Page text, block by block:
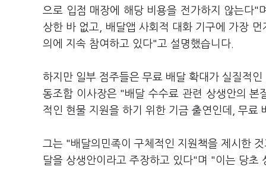
으로 입점 매장에 해당 비용을 전가하지 않는다
상한 바 없고, 배달앱 사회적 대화 기구에 가장
의에 지속 참여하고 있다"고 설명했습니다.
하지만 일부 점주들은 무료 배달 확대가 실질적
동조합 이사장은 "배달 수수료 관련 상생안의 본
적인 현물 지원을 하기 위한 기금 출연인데, 무료
그는 "배달의민족이 구체적인 지원책을 제시한
달을 상생안이라고 주장하고 있다"며 "이는 당초